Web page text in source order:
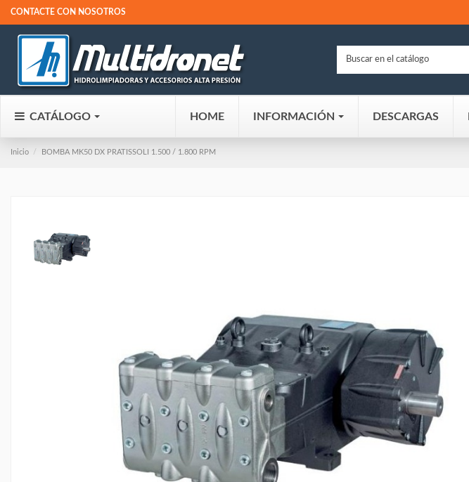
CONTACTE CON NOSOTROS
CATÁLOGO HOME INFORMACIÓN DESCARGAS
Inicio BOMBA MK50 DX PRATISSOLI 1.500 / 1.800 RPM